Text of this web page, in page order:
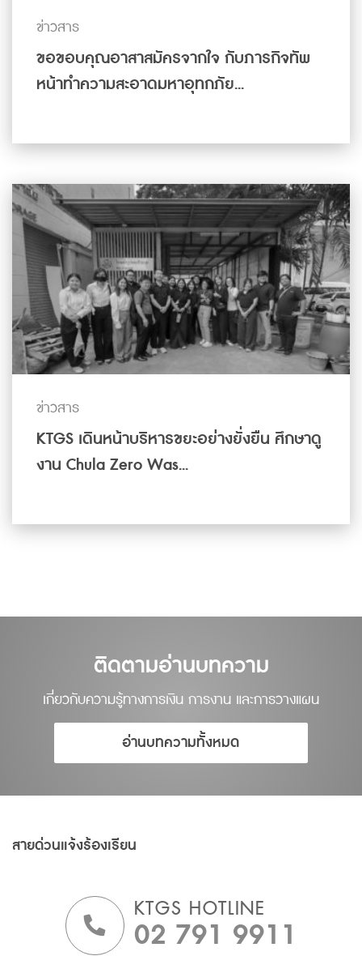
ข่าวสาร
ขอขอบคุณอาสาสมัครจากใจ กับภารกิจทัพ
หน้าทำความสะอาดมหาอุทกภัย...
ข่าวสาร
KTGS เดินหน้าบริหารขยะอย่างยั่งยืน ศึกษาดู
งาน Chula Zero Was...
ติดตามอ่านบทความ
เกี่ยวกับความรู้ทางการเงิน การงาน และการวางแผน
อ่านบทความทั้งหมด
สายด่วนแจ้งร้องเรียน
KTGS HOTLINE
02 791 9911